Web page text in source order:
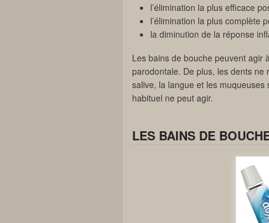
l’élimination la plus efficace
l’élimination la plus complète
la diminution de la réponse
Les bains de bouche peuvent agir
parodontale. De plus, les dents ne
salive, la langue et les
habituel ne peut agir.
LES BAINS DE